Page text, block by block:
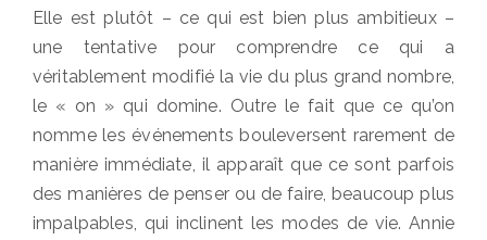
Elle est plutôt – ce qui est bien plus ambitieux –
une tentative pour comprendre ce qui a
véritablement modifié la vie du plus grand nombre,
le « on » qui domine. Outre le fait que ce qu’on
nomme les événements bouleversent rarement de
manière immédiate, il apparaît que ce sont parfois
des manières de penser ou de faire, beaucoup plus
impalpables, qui inclinent les modes de vie. Annie